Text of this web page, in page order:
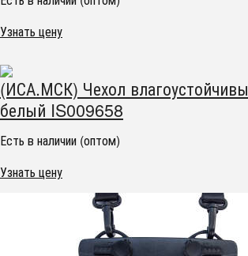
Узнать цену
(ИСА.МСК) Чехол
белый IS009658
Есть в наличии (оптом)
Узнать цену